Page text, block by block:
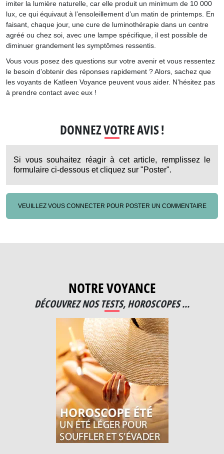
imiter la lumière naturelle, car elle produit un minimum de 10 000
lux, ce qui équivaut à l’ensoleillement d’un matin de printemps. En
faisant, chaque jour, une cure de luminothérapie dans un centre
agréé ou chez soi, avec une lampe spécifique, il est possible de
diminuer grandement les symptômes ressentis.
Vous vous posez des questions sur votre avenir et vous ressentez
le besoin d’obtenir des réponses rapidement ? Alors, sachez que
les voyants de Katleen Voyance peuvent vous aider. N’hésitez pas
à prendre contact avec eux !
DONNEZ VOTRE AVIS !
Si vous souhaitez réagir à cet article, remplissez le
formulaire ci-dessous et cliquez sur "Poster".
VEUILLEZ VOUS CONNECTER POUR POSTER UN COMMENTAIRE
NOTRE VOYANCE
DÉCOUVREZ NOS TESTS, HOROSCOPES ...